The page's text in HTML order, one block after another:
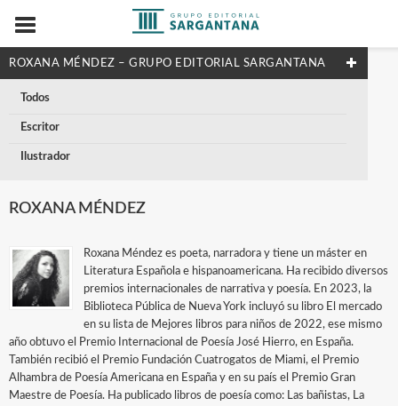
ROXANA MÉNDEZ – GRUPO EDITORIAL SARGANTANA
Todos
Escritor
Ilustrador
ROXANA MÉNDEZ
Roxana Méndez es poeta, narradora y tiene un máster en
Literatura Española e hispanoamericana. Ha recibido diversos
premios internacionales de narrativa y poesía. En 2023, la
Biblioteca Pública de Nueva York incluyó su libro El mercado
en su lista de Mejores libros para niños de 2022, ese mismo
año obtuvo el Premio Internacional de Poesía José Hierro, en España.
También recibió el Premio Fundación Cuatrogatos de Miami, el Premio
Alhambra de Poesía Americana en España y en su país el Premio Gran
Maestre de Poesía. Ha publicado libros de poesía como: Las bañistas, La